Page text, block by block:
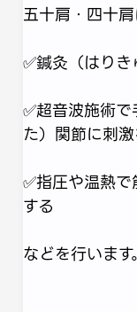
五十肩・四十肩
✅鍼灸（はり
✅超音波施術
た）関節に刺
✅指圧や温熱
する
などを行います。